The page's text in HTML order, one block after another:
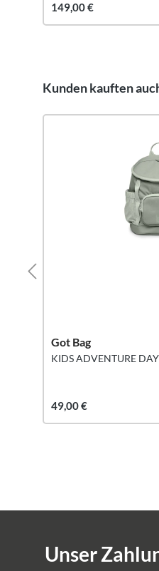
149,00 €
Produktgalerie
Kunden kauften
Got Bag
KIDS ADVENTURE
49,00 €
Unser